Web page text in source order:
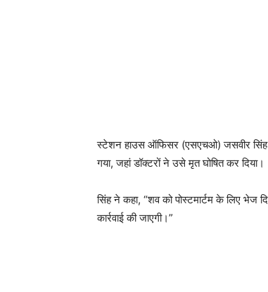
स्टेशन हाउस ऑफिसर (एसएचओ) जसवीर
गया, जहां डॉक्टरों ने उसे मृत घोषित कर दिया।
सिंह ने कहा, “शव को पोस्टमार्टम के लिए भेज
कार्रवाई की जाएगी।”